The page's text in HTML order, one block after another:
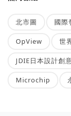
北市圖 國際
OpView 世
JDIE日本設計創
Microchip